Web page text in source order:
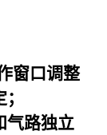
窗口调整
气路独立